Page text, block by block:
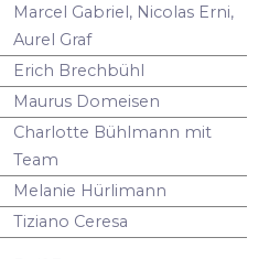
Marcel Gabriel, Nicolas Erni,
Aurel Graf
Erich Brechbühl
Maurus Domeisen
Charlotte Bühlmann mit
Team
Melanie Hürlimann
Tiziano Ceresa